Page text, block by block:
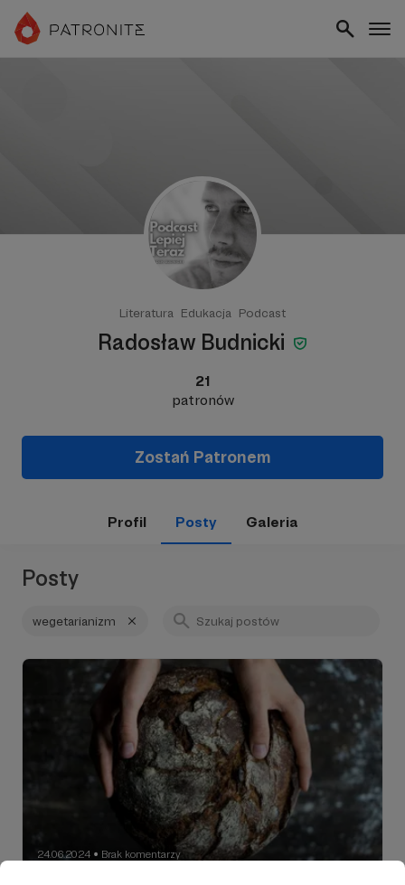
Literatura Edukacja Podcast
Radosław Budnicki
21
patronów
Zostań Patronem
Profil Posty Galeria
Posty
wegetarianizm
24.06.2024 ● Brak komentarzy